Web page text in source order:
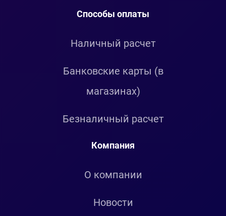
Способы оплаты
Наличный расчет
Банковские карты (в
магазинах)
Безналичный расчет
Компания
О компании
Новости